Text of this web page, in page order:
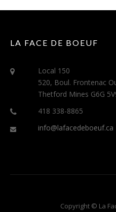
LA FACE DE BOEUF
Local 150
520, Boul. Frontenac
Thetford Mines G6G
418 338-8865
info@lafacedeboeuf.ca
Copyright © La